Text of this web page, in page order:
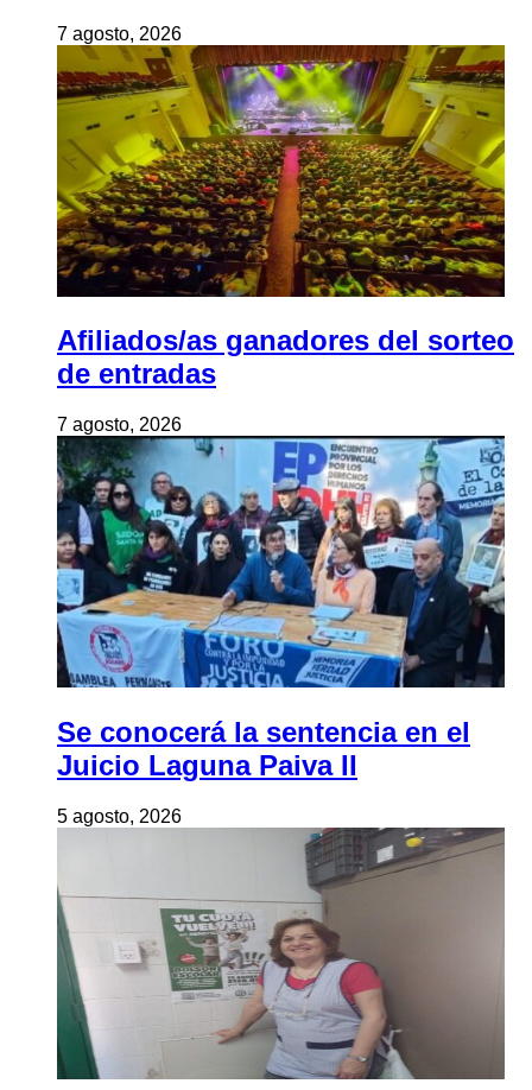
7 agosto, 2026
Afiliados/as ganadores del sorteo
de entradas
7 agosto, 2026
Se conocerá la sentencia en el
Juicio Laguna Paiva II
5 agosto, 2026